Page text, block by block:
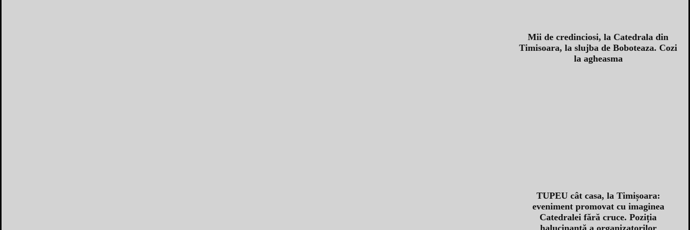
Mii de credinciosi, la Catedrala din
Timisoara, la slujba de Boboteaza. Cozi
la agheasma
TUPEU cât casa, la Timișoara:
eveniment promovat cu imaginea
Catedralei fără cruce. Poziția